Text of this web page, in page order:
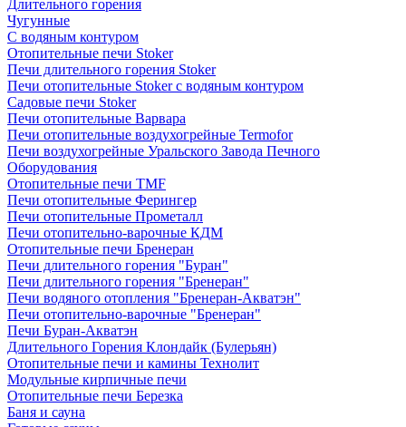
Длительного горения
Чугунные
C водяным контуром
Отопительные печи Stoker
Печи длительного горения Stoker
Печи отопительные Stoker с водяным контуром
Садовые печи Stoker
Печи отопительные Варвара
Печи отопительные воздухогрейные Termofor
Печи воздухогрейные Уральского Завода Печного
Оборудования
Отопительные печи TMF
Печи отопительные Ферингер
Печи отопительные Прометалл
Печи отопительно-варочные КДМ
Отопительные печи Бренеран
Печи длительного горения "Буран"
Печи длительного горения "Бренеран"
Печи водяного отопления "Бренеран-Акватэн"
Печи отопительно-варочные "Бренеран"
Печи Буран-Акватэн
Длительного Горения Клондайк (Булерьян)
Отопительные печи и камины Технолит
Модульные кирпичные печи
Отопительные печи Березка
Баня и сауна